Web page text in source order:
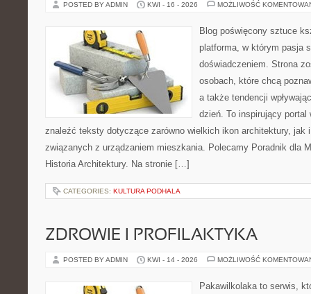
POSTED BY ADMIN KWI - 16 - 2026 MOŻLIWOŚĆ
Blog poświęcony sztuce
platforma, w którym pasja
doświadczeniem. Strona
osobach, które chcą
a także tendencji
dzień. To inspirujący
znaleźć teksty dotyczące zarówno wielkich ikon architektury, jak
związanych z urządzaniem mieszkania. Polecamy Poradnik dla
Historia Architektury. Na stronie […]
CATEGORIES: KULTURA PODHALA
ZDROWIE I PROFILAKTYKA
POSTED BY ADMIN KWI - 14 - 2026 MOŻLIWOŚĆ
Pakawilkolaka to serwis,